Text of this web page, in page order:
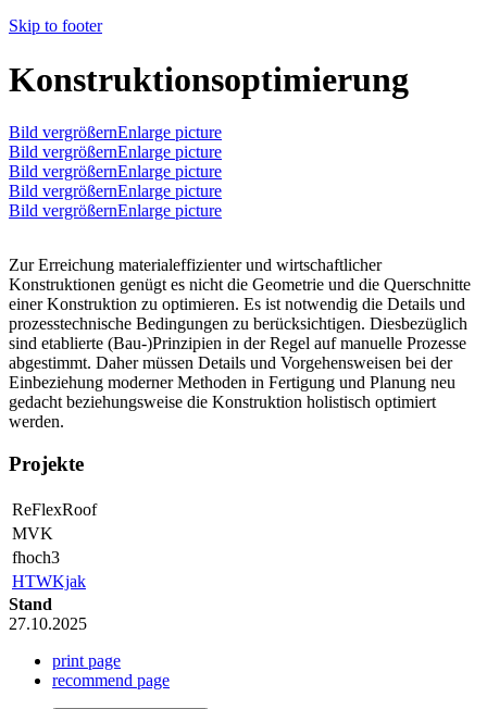
Skip to footer
Konstruktionsoptimierung
Bild vergrößernEnlarge picture
Bild vergrößernEnlarge picture
Bild vergrößernEnlarge picture
Bild vergrößernEnlarge picture
Bild vergrößernEnlarge picture
Zur Erreichung materialeffizienter und wirtschaftlicher
Konstruktionen genügt es nicht die Geometrie und die Querschnitte
einer Konstruktion zu optimieren. Es ist notwendig die Details und
prozesstechnische Bedingungen zu berücksichtigen. Diesbezüglich
sind etablierte (Bau-)Prinzipien in der Regel auf manuelle Prozesse
abgestimmt. Daher müssen Details und Vorgehensweisen bei der
Einbeziehung moderner Methoden in Fertigung und Planung neu
gedacht beziehungsweise die Konstruktion holistisch optimiert
werden.
Projekte
ReFlexRoof
MVK
fhoch3
HTWKjak
Stand
27.10.2025
print page
recommend page